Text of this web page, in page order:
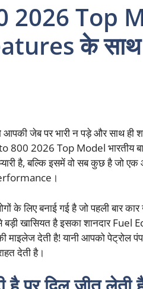
Top
के
जेब पर भारी न पड़े और साथ ही
2026 Top Model भारतीय
है, बल्कि इसमें वो सब कुछ है जो एक
के लिए बनाई गई है जो पहली बार कार
खासियत है इसका शानदार Fuel
देती है! यानी आपको पेट्रोल
देती है।